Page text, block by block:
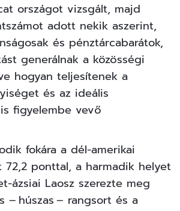
országot vizsgált, majd
adott nekik aszerint,
és pénztárcabarátok,
generálnak a közösségi
hogyan teljesítenek a
és az ideális
figyelembe vevő
fokára a dél-amerikai
72,2 ponttal, a harmadik helyet
ázsiai Laosz szerezte meg
– húszas – rangsort és a